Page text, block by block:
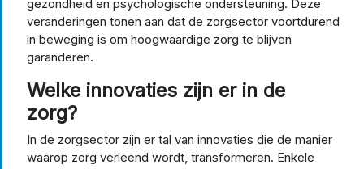
gezondheid en psychologische ondersteuning. Deze
veranderingen tonen aan dat de zorgsector voortdurend
in beweging is om hoogwaardige zorg te blijven
garanderen.
Welke innovaties zijn er in de
zorg?
In de zorgsector zijn er tal van innovaties die de manier
waarop zorg verleend wordt, transformeren. Enkele